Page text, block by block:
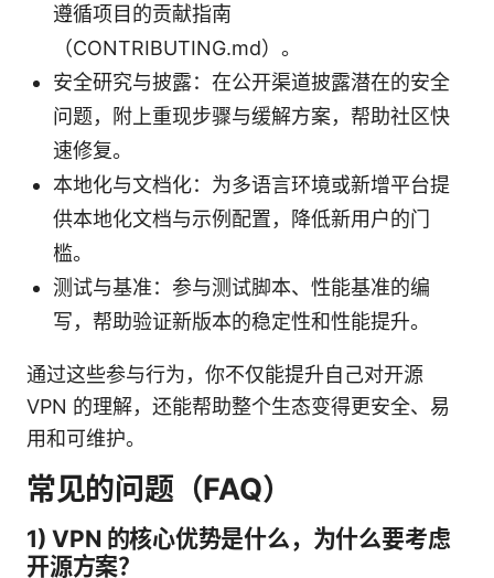
遵循项目的贡献指南
（CONTRIBUTING.md）。
安全研究与披露：在公开渠道披露潜在的安全
问题，附上重现步骤与缓解方案，帮助社区快
速修复。
本地化与文档化：为多语言环境或新增平台提
供本地化文档与示例配置，降低新用户的门
槛。
测试与基准：参与测试脚本、性能基准的编
写，帮助验证新版本的稳定性和性能提升。
通过这些参与行为，你不仅能提升自己对开源
VPN 的理解，还能帮助整个生态变得更安全、易
用和可维护。
常见的问题（FAQ）
1) VPN 的核心优势是什么，为什么要考虑
开源方案？